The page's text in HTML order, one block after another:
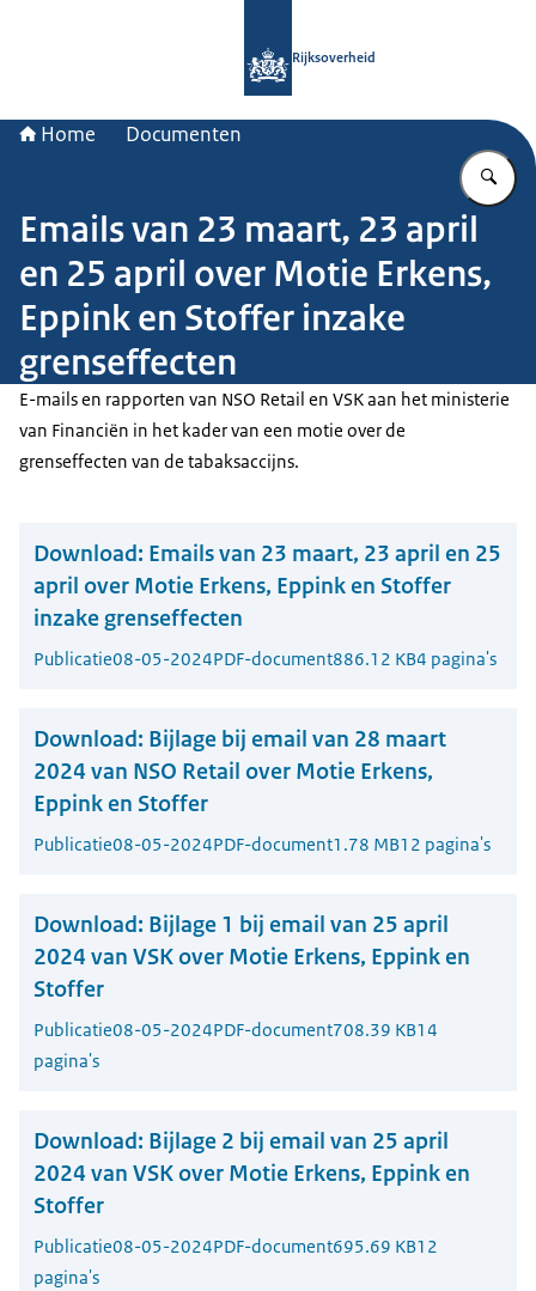
Rijksoverheid
Home Documenten
Emails van 23 maart, 23 april
en 25 april over Motie Erkens,
Eppink en Stoffer inzake
grenseffecten
E-mails en rapporten van NSO Retail en VSK aan het ministerie
van Financiën in het kader van een motie over de
grenseffecten van de tabaksaccijns.
Download: Emails van 23 maart, 23 april en 25
april over Motie Erkens, Eppink en Stoffer
inzake grenseffecten
Publicatie08-05-2024PDF-document886.12 KB4 pagina's
Download: Bijlage bij email van 28 maart
2024 van NSO Retail over Motie Erkens,
Eppink en Stoffer
Publicatie08-05-2024PDF-document1.78 MB12 pagina's
Download: Bijlage 1 bij email van 25 april
2024 van VSK over Motie Erkens, Eppink en
Stoffer
Publicatie08-05-2024PDF-document708.39 KB14
pagina's
Download: Bijlage 2 bij email van 25 april
2024 van VSK over Motie Erkens, Eppink en
Stoffer
Publicatie08-05-2024PDF-document695.69 KB12
pagina's